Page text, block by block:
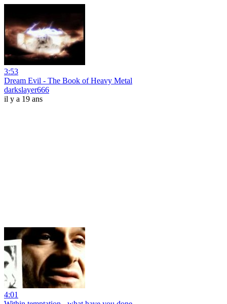
3:53
Dream Evil - The Book of Heavy Metal
darkslayer666
il y a 19 ans
4:01